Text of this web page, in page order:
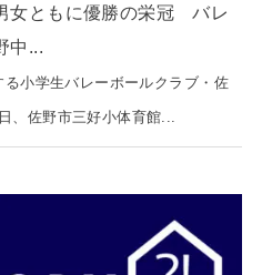
女ともに優勝の栄冠 バレ
中...
る小学生バレーボールクラブ・佐
、佐野市三好小体育館...